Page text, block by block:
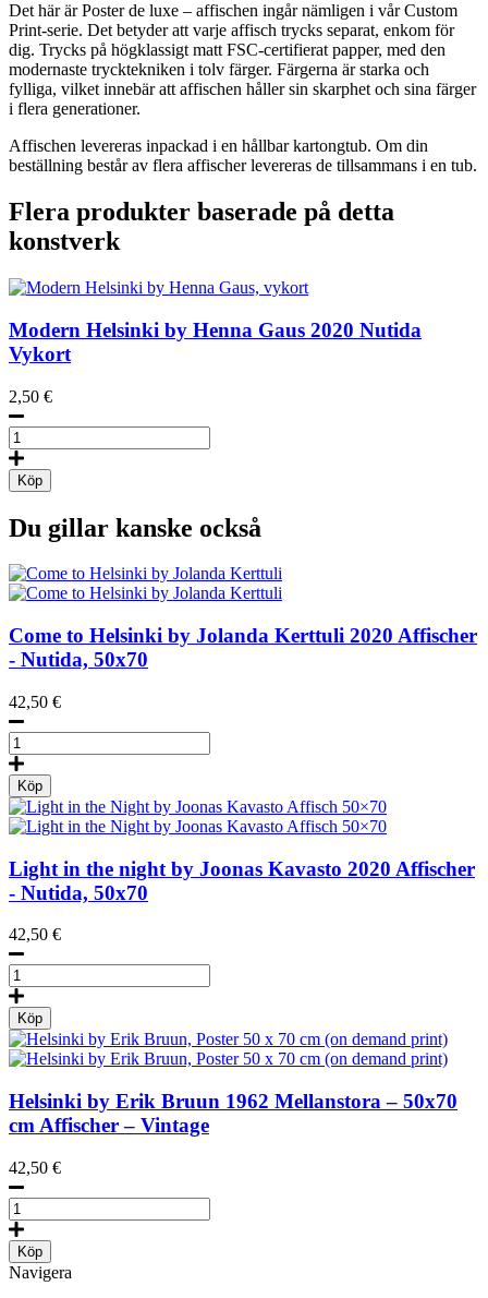
Det här är Poster de luxe – affischen ingår nämligen i vår Custom
Print-serie. Det betyder att varje affisch trycks separat, enkom för
dig. Trycks på högklassigt matt FSC-certifierat papper, med den
modernaste trycktekniken i tolv färger. Färgerna är starka och
fylliga, vilket innebär att affischen håller sin skarphet och sina färger
i flera generationer.
Affischen levereras inpackad i en hållbar kartongtub. Om din
beställning består av flera affischer levereras de tillsammans i en tub.
Flera produkter baserade på detta
konstverk
Modern Helsinki by Henna Gaus 2020 Nutida
Vykort
2,50 €
Modern
Helsinki
by
Henna
vykort
Köp
Du gillar kanske också
Come to Helsinki by Jolanda Kerttuli 2020 Affischer
- Nutida, 50x70
42,50 €
Come
to
Helsinki
by
Jolanda
Kerttuli
mängd
Köp
Light in the night by Joonas Kavasto 2020 Affischer
- Nutida, 50x70
42,50 €
Light
in
the
Night
by
Joonas
Kavasto
Affisch
50x70
Köp
Helsinki by Erik Bruun 1962 Mellanstora – 50x70
cm Affischer – Vintage
42,50 €
Helsinki
by
Erik
Bruun,
Poster
Köp
Navigera